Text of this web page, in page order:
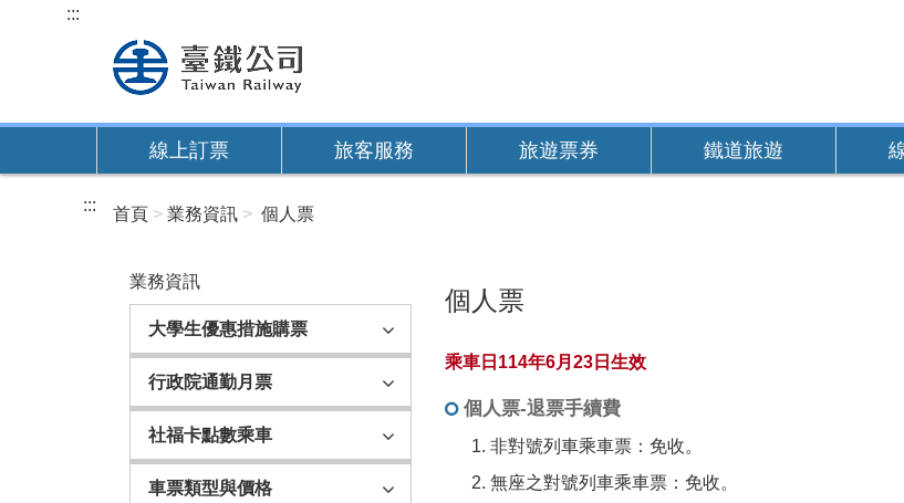
內
:::
線上訂票 旅客服務 旅遊票券 鐵道旅遊
::: 首頁 業務資訊 個人票
業務資訊
大學生優惠措施購票
行政院通勤月票
社福卡點數乘車
車票類型與價格
個人票
乘車日114年6月23日生效
個人票-退票手續費
非對號列車乘車票：免收。
無座之對號列車乘車票：免收。